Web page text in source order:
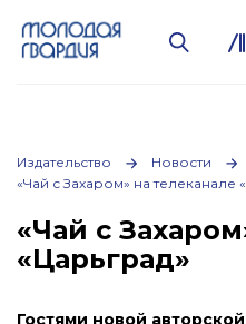
Издательство
Новости
«Чай с Захаром» на телеканале
«Чай с
«Царьград»
Гостями новой